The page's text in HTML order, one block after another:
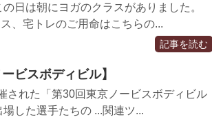
日は朝にヨガのクラスがありました。
、宅トレのご用命はこちらの...
記事を読む
ビスボディビル】
された「第30回東京ノービスボディビル
した選手たちの ...関連ツ...